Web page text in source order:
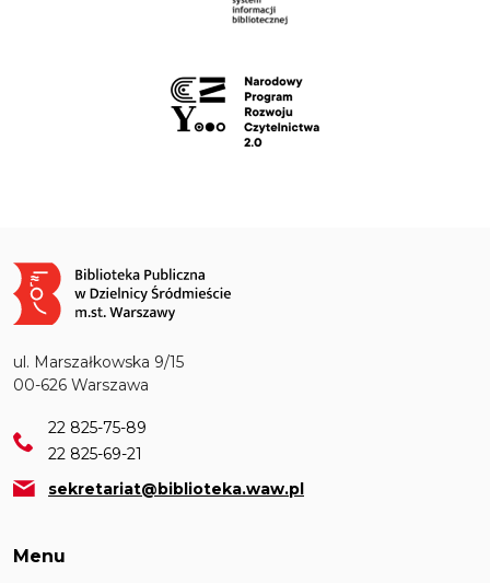
Obraz
ul. Marszałkowska 9/15
00-626 Warszawa
22 825-75-89
22 825-69-21
sekretariat@biblioteka.waw.pl
Menu